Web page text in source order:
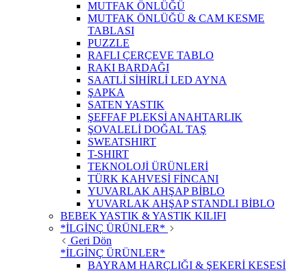
MUTFAK ÖNLÜĞÜ
MUTFAK ÖNLÜĞÜ & CAM KESME
TABLASI
PUZZLE
RAFLI ÇERÇEVE TABLO
RAKI BARDAĞI
SAATLİ SİHİRLİ LED AYNA
ŞAPKA
SATEN YASTIK
ŞEFFAF PLEKSİ ANAHTARLIK
ŞOVALELİ DOĞAL TAŞ
SWEATSHIRT
T-SHIRT
TEKNOLOJİ ÜRÜNLERİ
TÜRK KAHVESİ FİNCANI
YUVARLAK AHŞAP BİBLO
YUVARLAK AHŞAP STANDLI BİBLO
BEBEK YASTIK & YASTIK KILIFI
*İLGİNÇ ÜRÜNLER*
Geri Dön
*İLGİNÇ ÜRÜNLER*
BAYRAM HARÇLIĞI & ŞEKERİ KESESİ